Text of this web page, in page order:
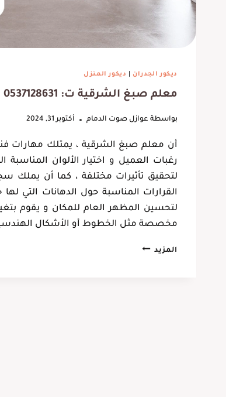
ديكور الجدران ديكور المنزل
معلم صبغ الشرقية ت: 0537128631 صبغ منازل داخلي الخبر
بواسطة عوازل صوت الدمام أكتوبر 31, 2024
أن معلم صبغ الشرقية ، يمتلك مهارات
رغبات العميل و اختيار الألوان
لتحقيق تأثيرات مختلفة ، كما أن يملك
القرارات المناسبة حول الدهانات التي
لتحسين المظهر العام للمكان و يقوم
مخصصة مثل الخطوط أو الأشكال
المزيدمعلم
لعمل ديكور شيبورد للتلفزيون ،
كما أن اسعارهم مناسبة وجودة
فهد حجازي
الخبر، حي الحزام